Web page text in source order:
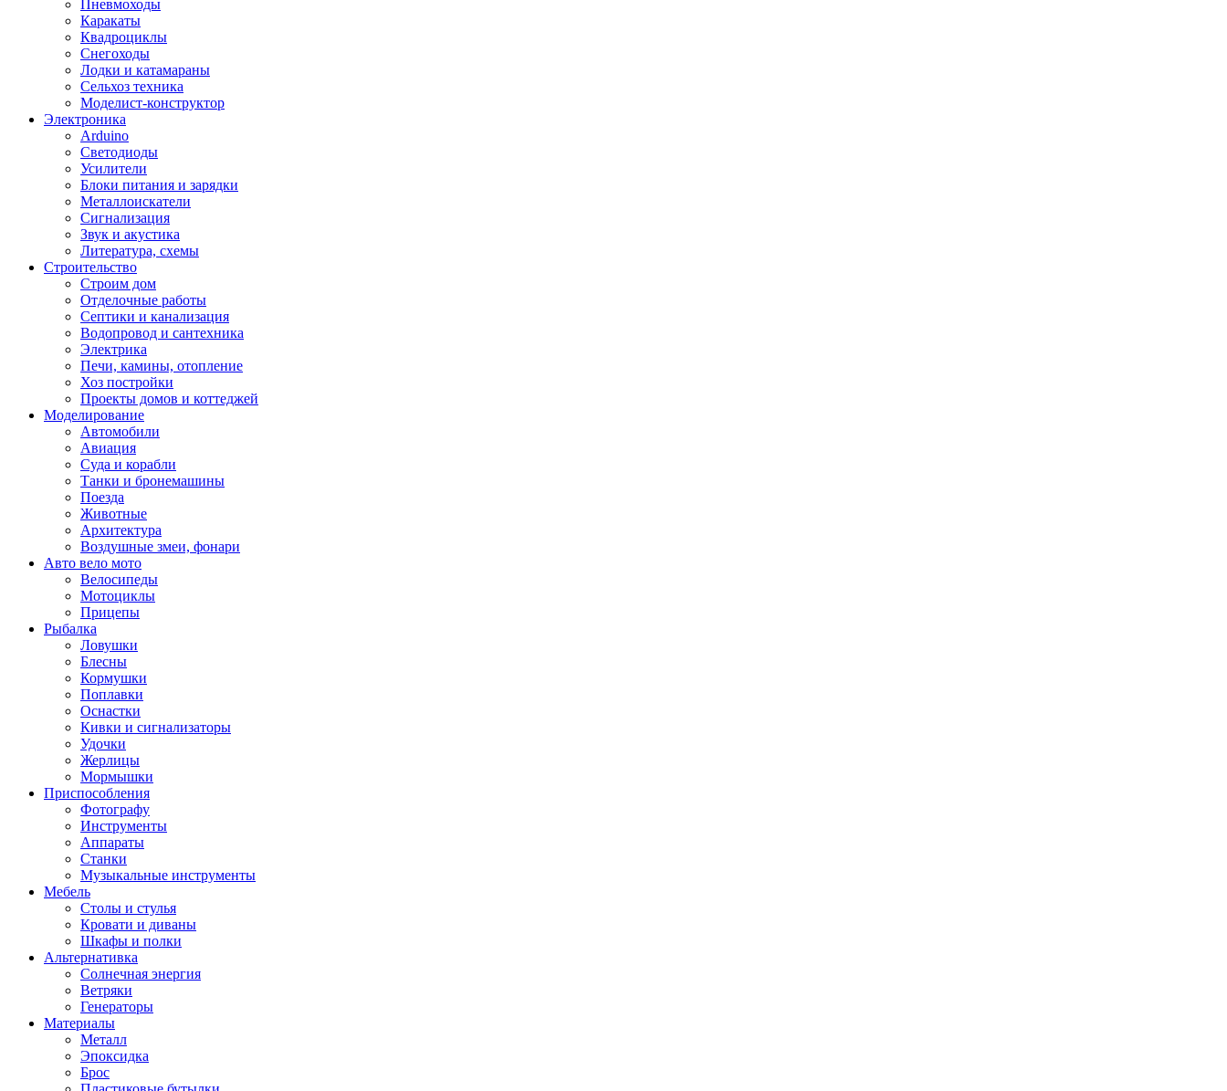
Пневмоходы
Каракаты
Квадроциклы
Снегоходы
Лодки и катамараны
Сельхоз техника
Моделист-конструктор
Электроника
Arduino
Светодиоды
Усилители
Блоки питания и зарядки
Металлоискатели
Сигнализация
Звук и акустика
Литература, схемы
Строительство
Строим дом
Отделочные работы
Септики и канализация
Водопровод и сантехника
Электрика
Печи, камины, отопление
Хоз постройки
Проекты домов и коттеджей
Моделирование
Автомобили
Авиация
Суда и корабли
Танки и бронемашины
Поезда
Животные
Архитектура
Воздушные змеи, фонари
Авто вело мото
Велосипеды
Мотоциклы
Прицепы
Рыбалка
Ловушки
Блесны
Кормушки
Поплавки
Оснастки
Кивки и сигнализаторы
Удочки
Жерлицы
Мормышки
Приспособления
Фотографу
Инструменты
Аппараты
Станки
Музыкальные инструменты
Мебель
Столы и стулья
Кровати и диваны
Шкафы и полки
Альтернативка
Солнечная энергия
Ветряки
Генераторы
Материалы
Металл
Эпоксидка
Брос